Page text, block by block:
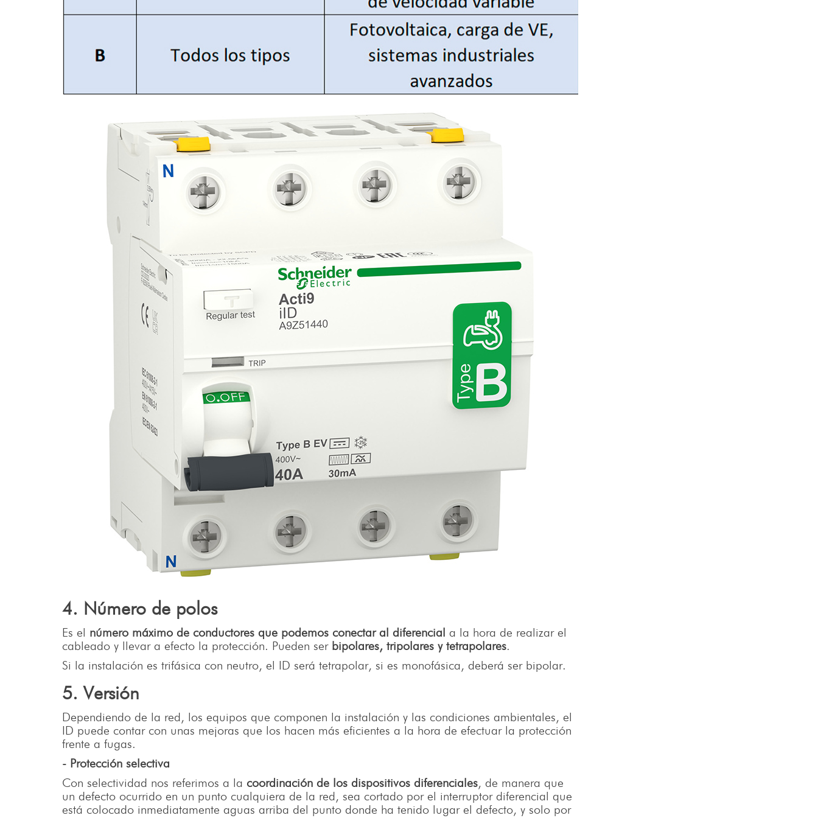
4. Número de polos
Es el número máximo de conductores que podemos conectar al diferencial a la hora de realizar el
cableado y llevar a efecto la protección. Pueden ser bipolares, tripolares y tetrapolares.
Si la instalación es trifásica con neutro, el ID será tetrapolar, si es monofásica, deberá ser bipolar.
5. Versión
Dependiendo de la red, los equipos que componen la instalación y las condiciones ambientales, el
ID puede contar con unas mejoras que los hacen más eficientes a la hora de efectuar la protección
frente a fugas.
- Protección selectiva
Con selectividad nos referimos a la coordinación de los dispositivos diferenciales, de manera que
un defecto ocurrido en un punto cualquiera de la red, sea cortado por el interruptor diferencial que
está colocado inmediatamente aguas arriba del punto donde ha tenido lugar el defecto, y solo por